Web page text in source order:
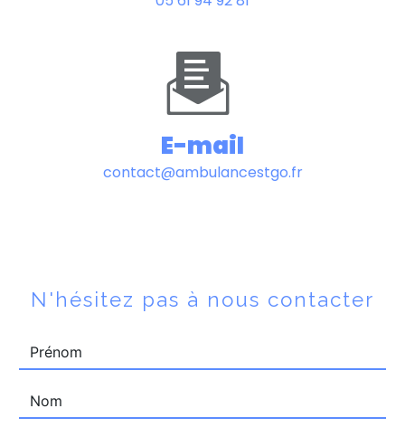
E-mail
contact@ambulancestgo.fr
N'hésitez pas à nous contacter